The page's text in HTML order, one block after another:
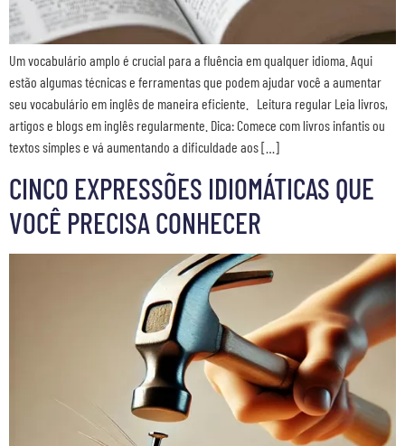
Um vocabulário amplo é crucial para a fluência em qualquer idioma. Aqui
estão algumas técnicas e ferramentas que podem ajudar você a aumentar
seu vocabulário em inglês de maneira eficiente. Leitura regular Leia livros,
artigos e blogs em inglês regularmente. Dica: Comece com livros infantis ou
textos simples e vá aumentando a dificuldade aos […]
CINCO EXPRESSÕES IDIOMÁTICAS QUE
VOCÊ PRECISA CONHECER